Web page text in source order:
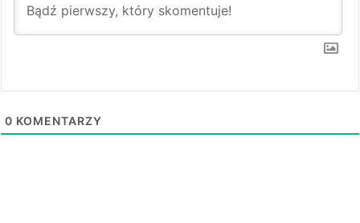
0 KOMENTARZY